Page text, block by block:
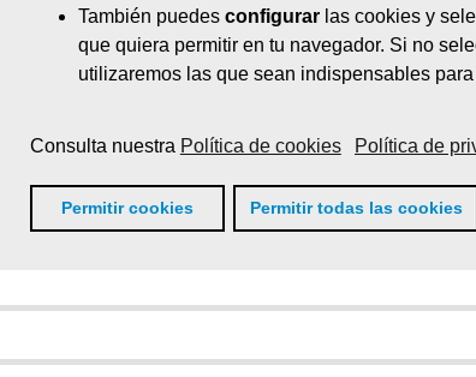
También puedes configurarlas cookies y
que quiera permitir en tu navegador. Si no
utilizaremos las que sean indispensables
Consulta nuestra Política de cookies Política de
Permitir cookies Permitir todas las cookies
Más formación, más oportunidades
subvencionados en